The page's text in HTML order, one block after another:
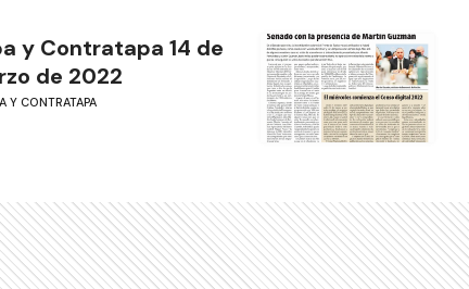
y Contratapa 14 de
de 2022
Y CONTRATAPA